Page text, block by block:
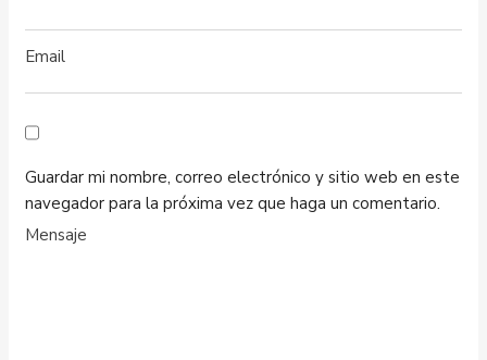
Guardar mi nombre, correo electrónico y sitio web en este
navegador para la próxima vez que haga un comentario.